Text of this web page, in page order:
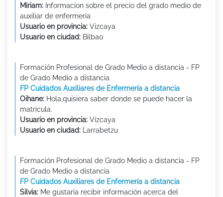
Miriam: Informacion sobre el precio del grado medio de
auxiliar de enfermería
Usuario en provincia: Vizcaya
Usuario en ciudad: Bilbao
Formación Profesional de Grado Medio a distancia - FP
de Grado Medio a distancia
FP Cuidados Auxiliares de Enfermería a distancia
Oihane: Hola,quisiera saber donde se puede hacer la
matricula.
Usuario en provincia: Vizcaya
Usuario en ciudad: Larrabetzu
Formación Profesional de Grado Medio a distancia - FP
de Grado Medio a distancia
FP Cuidados Auxiliares de Enfermería a distancia
Silvia: Me gustaría recibir información acerca del